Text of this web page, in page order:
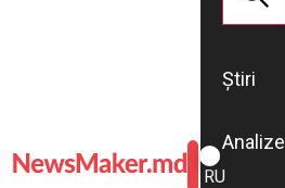
ROMÂNĂ
RU
Știri
Analize